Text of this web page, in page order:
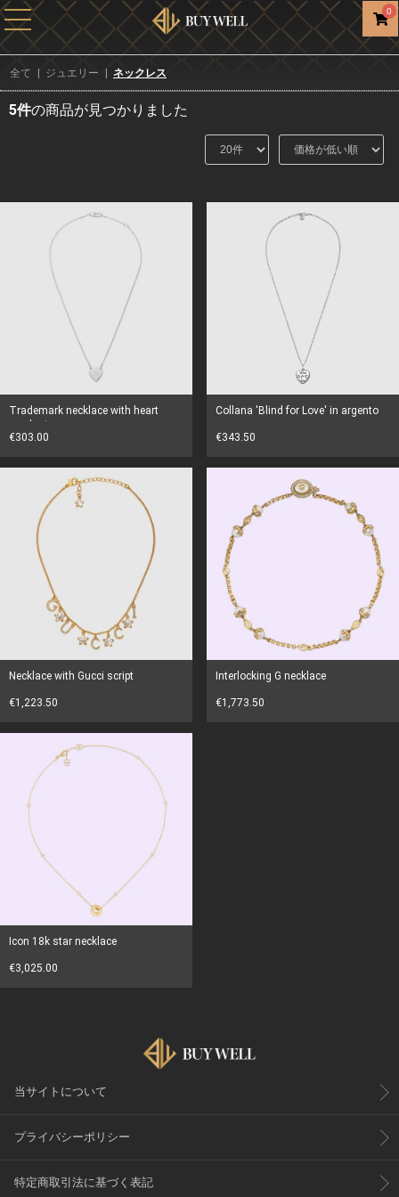
0
全て ジュエリー ネックレス
5件の商品が見つかりました
Trademark necklace with heart
pendant
€303.00
Collana 'Blind for Love' in argento
€343.50
Necklace with Gucci script
€1,223.50
Interlocking G necklace
€1,773.50
Icon 18k star necklace
€3,025.00
当サイトについて
プライバシーポリシー
特定商取引法に基づく表記